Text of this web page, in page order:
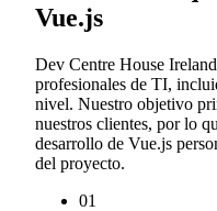
Vue.js
Dev Centre House
profesionales de TI,
nivel. Nuestro objetivo
nuestros clientes, por lo
desarrollo de Vue.js
del proyecto.
01